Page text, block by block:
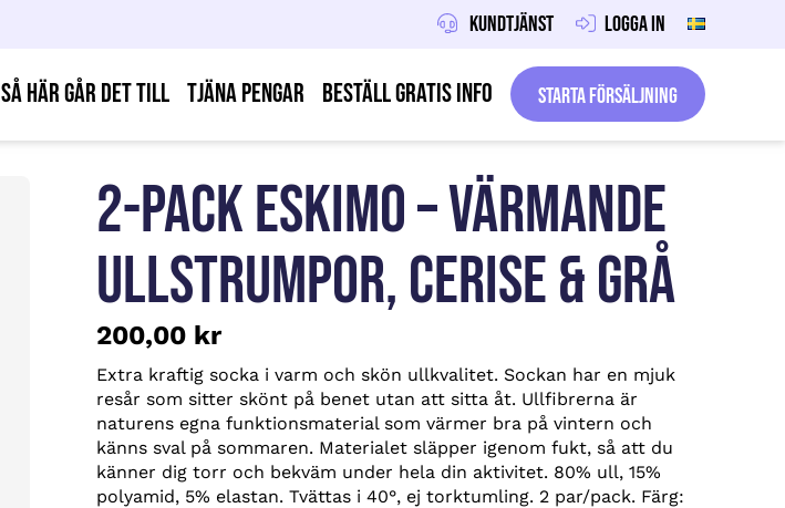
Kundtjänst Logga in
Så här går det till Tjäna pengar Beställ gratis info Starta försäljning
2-PACK ESKIMO – VÄRMANDE
ULLSTRUMPOR, CERISE & GRÅ
200,00 kr
Extra kraftig socka i varm och skön ullkvalitet. Sockan har en mjuk
resår som sitter skönt på benet utan att sitta åt. Ullfibrerna är
naturens egna funktionsmaterial som värmer bra på vintern och
känns sval på sommaren. Materialet släpper igenom fukt, så att du
känner dig torr och bekväm under hela din aktivitet. 80% ull, 15%
polyamid, 5% elastan. Tvättas i 40°, ej torktumling. 2 par/pack. Färg: